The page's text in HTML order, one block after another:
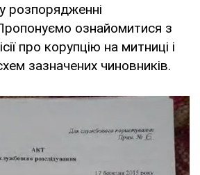
розпорядженні
ознайомитися з
про корупцію на митниці і
зазначених чиновників.